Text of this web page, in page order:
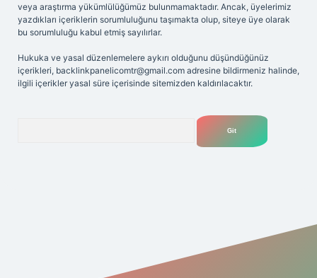
veya araştırma yükümlülüğümüz bulunmamaktadır. Ancak, üyelerimiz
yazdıkları içeriklerin sorumluluğunu taşımakta olup, siteye üye olarak
bu sorumluluğu kabul etmiş sayılırlar.
Hukuka ve yasal düzenlemelere aykırı olduğunu düşündüğünüz
içerikleri, backlinkpanelicomtr@gmail.com adresine bildirmeniz halinde,
ilgili içerikler yasal süre içerisinde sitemizden kaldırılacaktır.